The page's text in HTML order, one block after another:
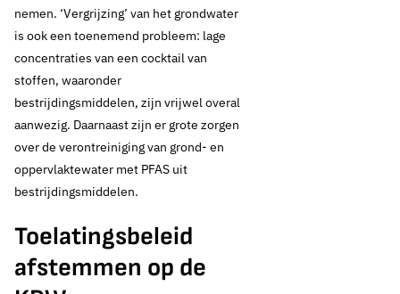
nemen. ‘Vergrijzing’ van het grondwater
is ook een toenemend probleem: lage
concentraties van een cocktail van
stoffen, waaronder
bestrijdingsmiddelen, zijn vrijwel overal
aanwezig. Daarnaast zijn er grote zorgen
over de verontreiniging van grond- en
oppervlaktewater met PFAS uit
bestrijdingsmiddelen.
Toelatingsbeleid
afstemmen op de